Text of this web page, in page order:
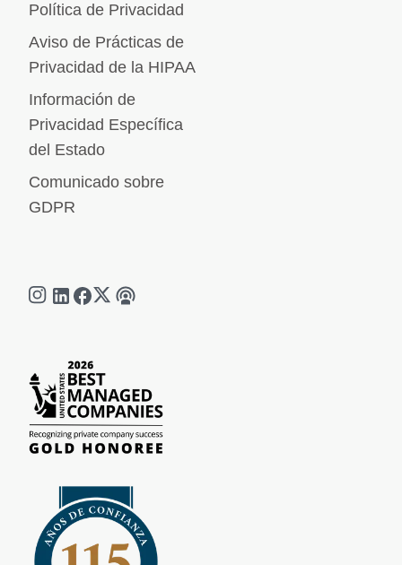
Política de Privacidad
Aviso de Prácticas de
Privacidad de la HIPAA
Información de
Privacidad Específica
del Estado
Comunicado sobre
GDPR